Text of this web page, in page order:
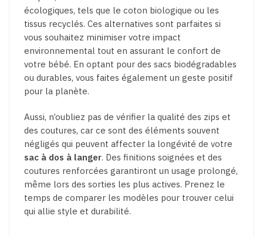
écologiques, tels que le coton biologique ou les
tissus recyclés. Ces alternatives sont parfaites si
vous souhaitez minimiser votre impact
environnemental tout en assurant le confort de
votre bébé. En optant pour des sacs biodégradables
ou durables, vous faites également un geste positif
pour la planète.
Aussi, n’oubliez pas de vérifier la qualité des zips et
des coutures, car ce sont des éléments souvent
négligés qui peuvent affecter la longévité de votre
sac à dos à langer. Des finitions soignées et des
coutures renforcées garantiront un usage prolongé,
même lors des sorties les plus actives. Prenez le
temps de comparer les modèles pour trouver celui
qui allie style et durabilité.